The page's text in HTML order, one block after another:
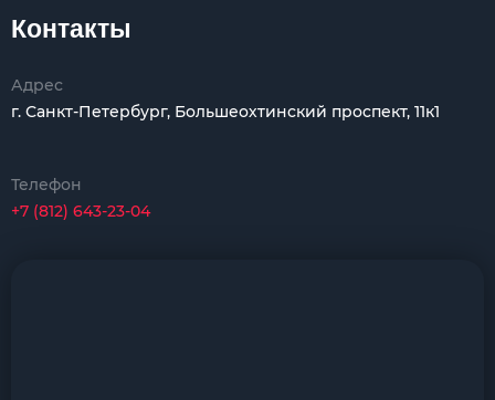
Контакты
Адрес
г. Санкт-Петербург, Большеохтинский проспект, 11к1
Телефон
+7 (812) 643-23-04